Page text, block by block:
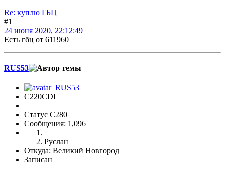
Re: куплю ГБЦ
#1
24 июня 2020, 22:12:49
Есть гбц от 611960
RUS53
C220CDI
Статус C280
Сообщения: 1,096
Руслан
Откуда: Великий Новгород
Записан